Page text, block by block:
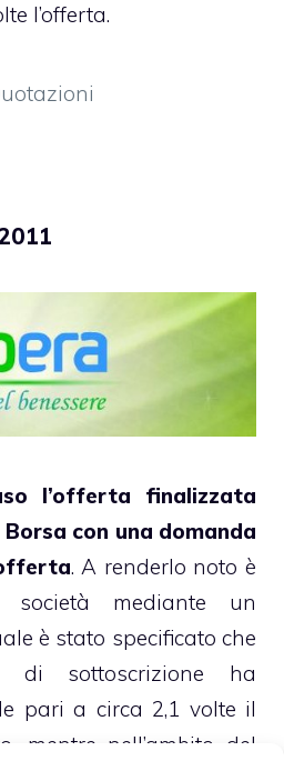
l’offerta.
l’offerta finalizzata
con una domanda
. A renderlo noto è
mediante un
è stato specificato che
di sottoscrizione ha
pari a circa 2,1 volte il
mentre nell’ambito del